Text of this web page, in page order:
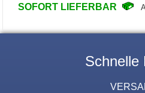
SOFORT LIEFERBAR
Schnelle